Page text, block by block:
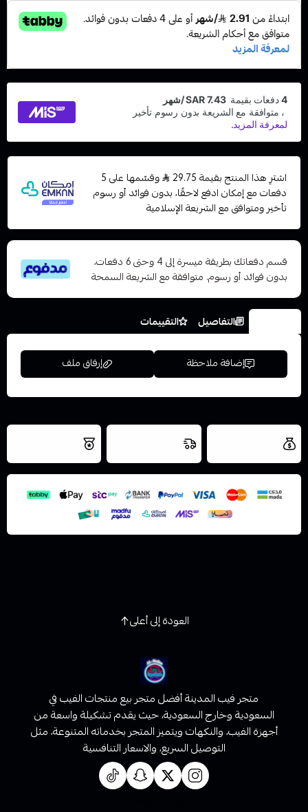
اشترِ هذا المنتج بقيمة 29.75
وقسّمها على 5
دفعات مع إمكان ادفع لاحقًا، بدون فوائد أو رسوم
تأخير ومتوافق مع الشريعة الإسلامية
قسم دفعاتك بطريقة ميسرة إلى 4 وحتى 6 دفعات،
بدون فوائد أو رسوم. متوافقة مع الشريعة السمحة
التفاصيل التقييمات
إضافة ملاحظة إرفاق ملف
اسحب و افلت الملف هنا
نتميز بلجودة
العودة إلى أعلى
متجر فيب المدينة أفضل متجر بيع منتجات الفيب في
السعودية وخارج السعودية، حيث يقدم تشكيلة واسعة من
أجهزة الفيب، والنكهات ويتميز المتجر بخدماته المتنوعة، مثل
التوصيل السريع، والاسعار التنافسية